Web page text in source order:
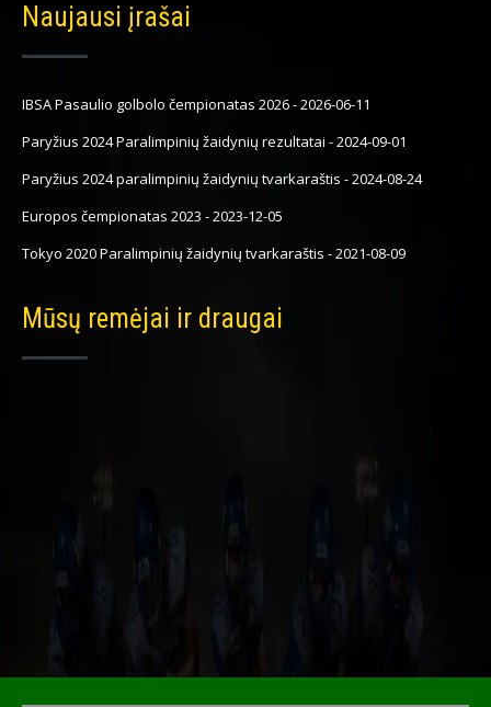
Naujausi įrašai
IBSA Pasaulio golbolo čempionatas 2026-2026-06-11
Paryžius 2024 Paralimpinių žaidynių rezultatai -2024-09-01
Paryžius 2024 paralimpinių žaidynių tvarkaraštis -2024-08-24
Europos čempionatas 2023 -2023-12-05
Tokyo 2020 Paralimpinių žaidynių tvarkaraštis -2021-08-09
Mūsų remėjai ir draugai